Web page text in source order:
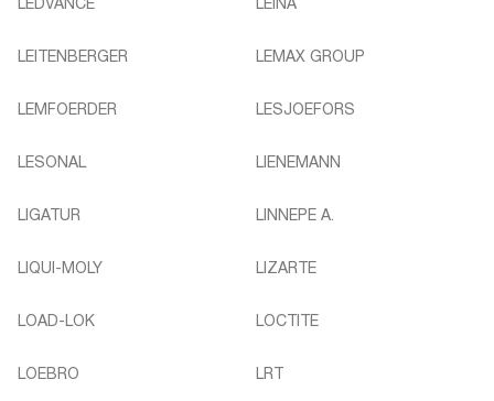
LEITENBERGER LEMAX GROUP
LEMFOERDER LESJOEFORS
LESONAL LIENEMANN
LIGATUR LINNEPE A.
LIQUI-MOLY LIZARTE
LOAD-LOK LOCTITE
LOEBRO LRT